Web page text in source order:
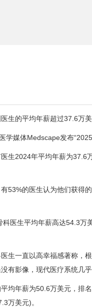
的平均年薪超过37.6万
媒体Medscape发布“2025
2024年平均年薪为37.6万
的医生认为他们获得的
生平均年薪高达54.3万美
一直以高幸福感著称，根
有影像，现代医疗系统几
年薪为50.6万美元，排名
万美元)。